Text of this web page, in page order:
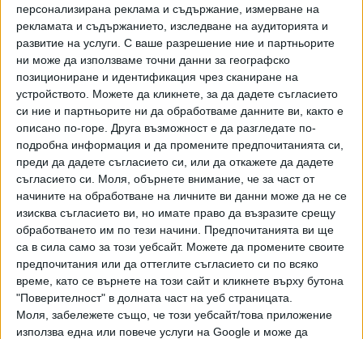
персонализирана реклама и съдържание, измерване на
рекламата и съдържанието, изследване на аудиторията и
развитие на услуги. С ваше разрешение ние и партньорите
ни може да използваме точни данни за географско
позициониране и идентификация чрез сканиране на
устройството. Можете да кликнете, за да дадете съгласието
си ние и партньорите ни да обработваме данните ви, както е
описано по-горе. Друга възможност е да разгледате по-
подробна информация и да промените предпочитанията си,
преди да дадете съгласието си, или да откажете да дадете
съгласието си.
Моля, обърнете внимание, че за част от
начините на обработване на личните ви данни може да не се
изисква съгласието ви, но имате право да възразите срещу
обработването им по тези начини. Предпочитанията ви ще
са в сила само за този уебсайт. Можете да промените своите
предпочитания или да оттеглите съгласието си по всяко
време, като се върнете на този сайт и кликнете върху бутона
"Поверителност" в долната част на уеб страницата.
Моля, забележете също, че този уебсайт/това приложение
използва една или повече услуги на Google и може да
ПОСЛЕ Разгледай всички
Хавайската Богородица заплака с фентанилови сълзи